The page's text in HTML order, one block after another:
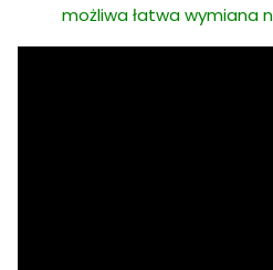
możliwa łatwa wymiana